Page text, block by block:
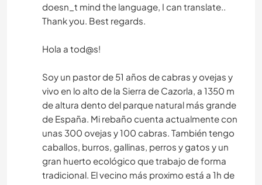
doesn_t mind the language, I can translate..
Thank you. Best regards.
Hola a tod@s!
Soy un pastor de 51 años de cabras y ovejas y
vivo en lo alto de la Sierra de Cazorla, a 1350 m
de altura dento del parque natural más grande
de España. Mi rebaño cuenta actualmente con
unas 300 ovejas y 100 cabras. También tengo
caballos, burros, gallinas, perros y gatos y un
gran huerto ecológico que trabajo de forma
tradicional. El vecino más proximo está a 1h de